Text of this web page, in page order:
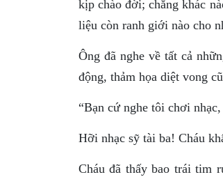
kịp chào đời; chẳng khác
liệu còn ranh giới nào cho
Ông đã nghe về tất cả
động, thảm họa diệt vong
“Bạn cứ nghe tôi chơi
Hỡi nhạc sỹ tài ba! Cháu
Cháu đã thấy bao trái tim